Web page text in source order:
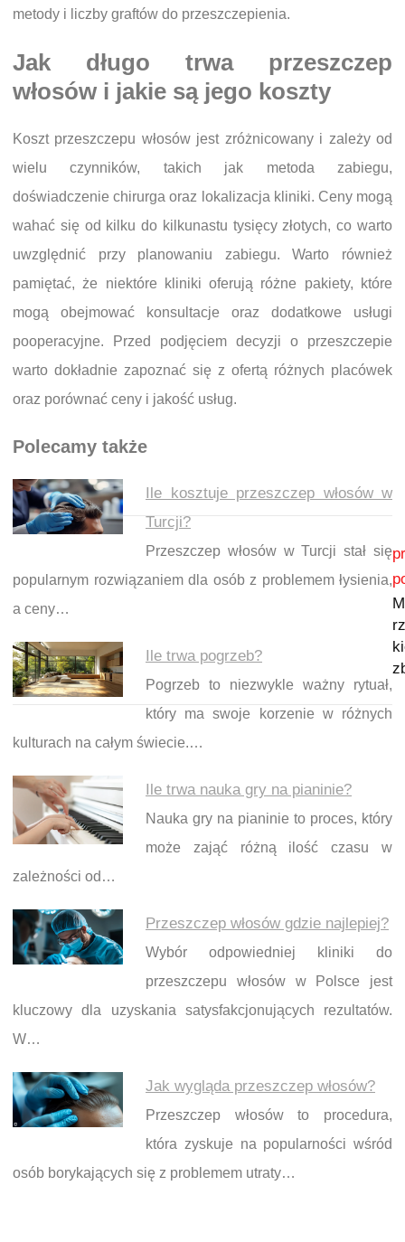
metody i liczby graftów do przeszczepienia.
Jak długo trwa przeszczep
włosów i jakie są jego koszty
Koszt przeszczepu włosów jest zróżnicowany i zależy od
wielu czynników, takich jak metoda zabiegu,
doświadczenie chirurga oraz lokalizacja kliniki. Ceny mogą
wahać się od kilku do kilkunastu tysięcy złotych, co warto
uwzględnić przy planowaniu zabiegu. Warto również
pamiętać, że niektóre kliniki oferują różne pakiety, które
mogą obejmować konsultacje oraz dodatkowe usługi
pooperacyjne. Przed podjęciem decyzji o przeszczepie
warto dokładnie zapoznać się z ofertą różnych placówek
oraz porównać ceny i jakość usług.
Polecamy także
Ile kosztuje przeszczep włosów w
Turcji?
Przeszczep włosów w Turcji stał się
popularnym rozwiązaniem dla osób z problemem łysienia,
a ceny…
Ile trwa pogrzeb?
Pogrzeb to niezwykle ważny rytuał,
który ma swoje korzenie w różnych
kulturach na całym świecie.…
Ile trwa nauka gry na pianinie?
Nauka gry na pianinie to proces, który
może zająć różną ilość czasu w
zależności od…
Przeszczep włosów gdzie najlepiej?
Wybór odpowiedniej kliniki do
przeszczepu włosów w Polsce jest
kluczowy dla uzyskania satysfakcjonujących rezultatów.
W…
Jak wygląda przeszczep włosów?
Przeszczep włosów to procedura,
która zyskuje na popularności wśród
osób borykających się z problemem utraty…
Nawigacja wpisu